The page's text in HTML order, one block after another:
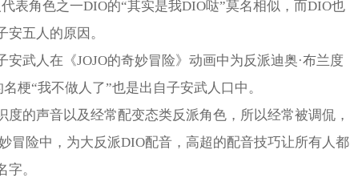
表角色之一DIO的“其实是我DIO哒”莫名相似，而DIO也
安五人的原因。
安武人在《JOJO的奇妙冒险》动画中为反派迪奥·布兰度
梗“我不做人了”也是出自子安武人口中。
度的声音以及经常配变态类反派角色，所以经常被调侃，
冒险中，为大反派DIO配音，高超的配音技巧让所有人都
。